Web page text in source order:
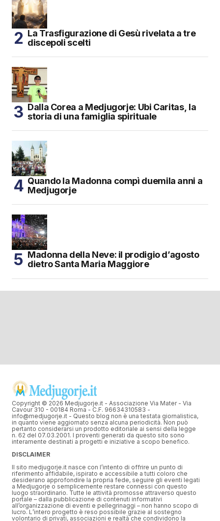
La Trasfigurazione di Gesù rivelata a tre
discepoli scelti
Dalla Corea a Medjugorje: Ubi Caritas, la
storia di una famiglia spirituale
Quando la Madonna compì duemila anni a
Medjugorje
Madonna della Neve: il prodigio d’agosto
dietro Santa Maria Maggiore
Copyright © 2026 Medjugorje.it - Associazione Via Mater - Via
Cavour 310 - 00184 Roma - C.F. 96634310583 -
info@medjugorje.it - Questo blog non è una testata giornalistica,
in quanto viene aggiornato senza alcuna periodicità. Non può
pertanto considerarsi un prodotto editoriale ai sensi della legge
n. 62 del 07.03.2001. I proventi generati da questo sito sono
interamente destinati a progetti e iniziative a scopo benefico.
DISCLAIMER
Il sito medjugorje.it nasce con l’intento di offrire un punto di
riferimento affidabile, ispirato e accessibile a tutti coloro che
desiderano approfondire la propria fede, seguire gli eventi legati
a Medjugorje o semplicemente restare connessi con questo
luogo straordinario. Tutte le attività promosse attraverso questo
portale – dalla pubblicazione di contenuti informativi
all’organizzazione di eventi e pellegrinaggi – non hanno scopo di
lucro. L’intero progetto è reso possibile grazie al sostegno
volontario di privati, associazioni e realtà che condividono la